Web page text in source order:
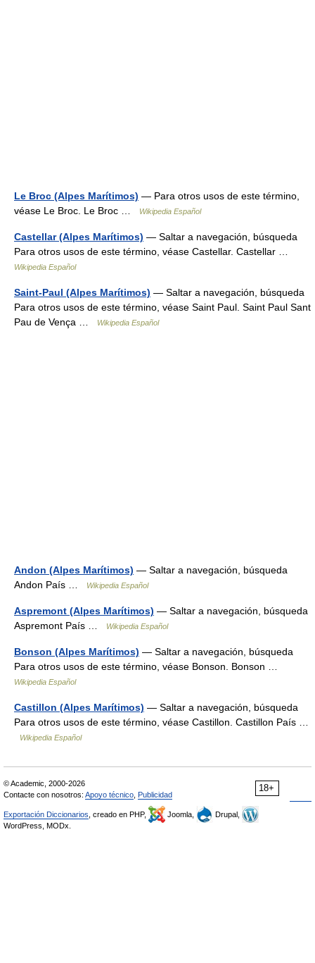
Le Broc (Alpes Marítimos) — Para otros usos de este término,
véase Le Broc. Le Broc …
Wikipedia Español
Castellar (Alpes Marítimos) — Saltar a navegación, búsqueda
Para otros usos de este término, véase Castellar. Castellar …
Wikipedia Español
Saint-Paul (Alpes Marítimos) — Saltar a navegación, búsqueda
Para otros usos de este término, véase Saint Paul. Saint Paul Sant
Pau de Vença …
Wikipedia Español
Andon (Alpes Marítimos) — Saltar a navegación, búsqueda
Andon País …
Wikipedia Español
Aspremont (Alpes Marítimos) — Saltar a navegación, búsqueda
Aspremont País …
Wikipedia Español
Bonson (Alpes Marítimos) — Saltar a navegación, búsqueda
Para otros usos de este término, véase Bonson. Bonson …
Wikipedia Español
Castillon (Alpes Marítimos) — Saltar a navegación, búsqueda
Para otros usos de este término, véase Castillon. Castillon País …
Wikipedia Español
18+
© Academic, 2000-2026
Contacte con nosotros: Apoyo técnico Publicidad
Exportación Diccionarios , creado en PHP, Joomla,
Drupal,
WordPress, MODx.